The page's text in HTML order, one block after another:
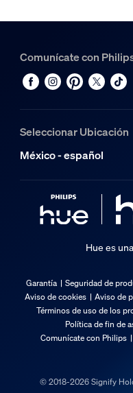
Comunícate con
Seleccionar Ubicación
México - español
Hue es
Garantía Seguridad de
Aviso de cookies
Aviso de
Términos de uso de los
Política de fin de
Comunícate con Philips
© 2018-2026 Signify